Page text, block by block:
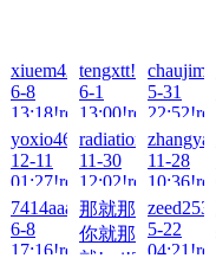
xiuem429!zai!2026-
6-8
13:18!read!
tengxtt!zai!2026-
6-1
13:00!read!
5-31
yoxio4649!zai!2025-
12-11
01:27!read!
11-30
12:02!read!
11-28
7414aaaa!zai!2025-
6-8
17:16!read!
那就那
你就那
就!zai!2025-
5-22